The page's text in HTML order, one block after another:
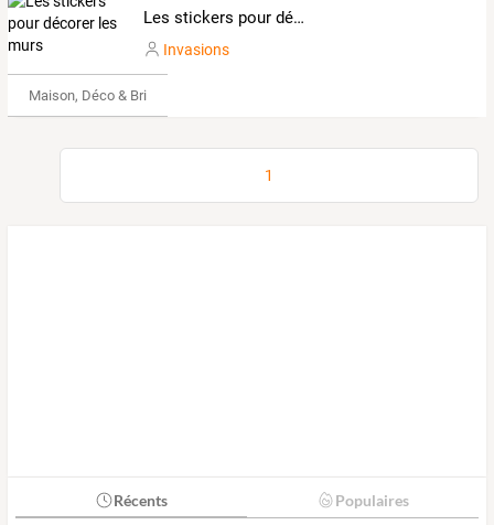
Les stickers pour décorer les murs
Invasions
Maison, Déco & Bricolage
1
Récents Populaires